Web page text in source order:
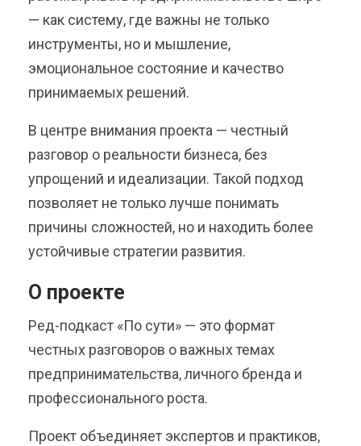
— как систему, где важны не только
инструменты, но и мышление,
эмоциональное состояние и качество
принимаемых решений.
В центре внимания проекта — честный
разговор о реальности бизнеса, без
упрощений и идеализации. Такой подход
позволяет не только лучше понимать
причины сложностей, но и находить более
устойчивые стратегии развития.
О проекте
Ред-подкаст «По сути» — это формат
честных разговоров о важных темах
предпринимательства, личного бренда и
профессионального роста.
Проект объединяет экспертов и практиков,